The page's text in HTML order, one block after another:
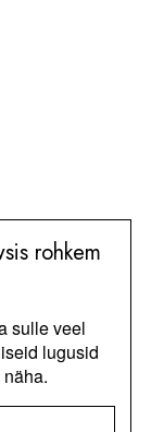
rohkem
sulle veel
lugusid